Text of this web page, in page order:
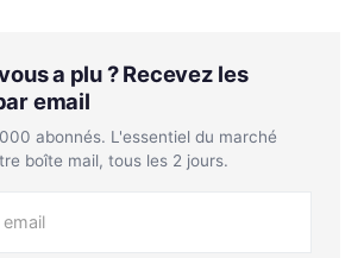
a plu ? Recevez les
email
abonnés. L'essentiel du marché
boîte mail, tous les 2 jours.